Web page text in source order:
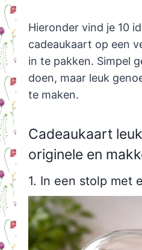
Hieronder vind je 10
cadeaukaart op een
in te pakken. Simpel
doen, maar leuk
te maken.
Cadeaukaart
originele en
1. In een stolp met